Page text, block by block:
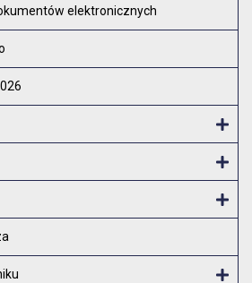
elektronicznych